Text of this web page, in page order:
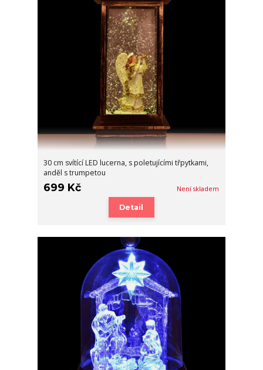
30 cm svítící LED lucerna, s poletujícími třpytkami,
anděl s trumpetou
699 Kč Není skladem
Detail